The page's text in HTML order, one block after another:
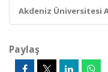
Akdeniz Üniversitesi
Paylaş